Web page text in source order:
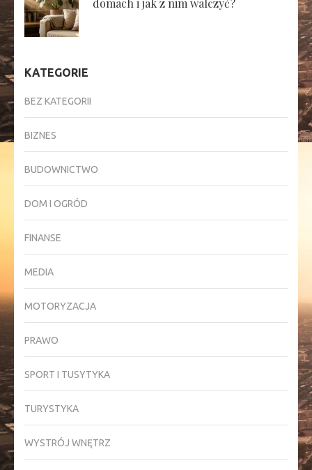
domach i jak z nim walczyć?
KATEGORIE
BEZ KATEGORII
BIZNES
BUDOWNICTWO
DOM I OGRÓD
FINANSE
MEDIA
MOTORYZACJA
PRAWO
SPORT I TUSYTYKA
TURYSTYKA
WYSTRÓJ WNĘTRZ